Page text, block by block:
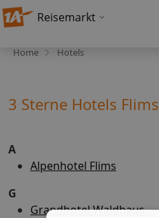
Reisemarkt
Home Hotels
3 Sterne Hotels Flims
A
Alpenhotel Flims
G
Grandhotel Waldhaus